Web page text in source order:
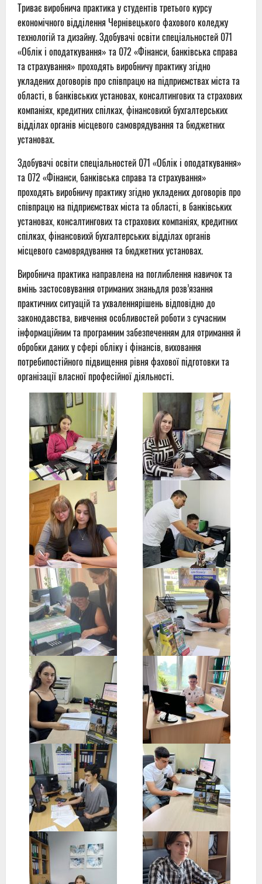
Триває виробнича практикау студентів третього курсу
економічного відділення Чернівецького фахового коледжу
технологій та дизайну.Здобувачі освіти спеціальностей 071
«Облік і оподаткування» та 072 «Фінанси, банківська справа
та страхування» проходять виробничу практикузгідно
укладених договорів про співпрацюнапідприємствахміста та
області,вбанківськихустановах,консалтинговихта страхових
компаніях,кредитнихспілках,фінансовихйбухгалтерських
відділахорганів місцевого самоврядування табюджетних
установах.
Здобувачі освіти спеціальностей 071 «Облік і оподаткування»
та 072 «Фінанси, банківська справа та страхування»
проходять виробничу практикузгідно укладених договорів про
співпрацюнапідприємствахміста та області,вбанківських
установах,консалтинговихта страховихкомпаніях,кредитних
спілках,фінансовихйбухгалтерськихвідділахорганів
місцевого самоврядування табюджетних установах.
Виробнича практика направлена напоглиблення навичок та
вмінь застосовування отриманихзнаньдля розв’язання
практичних ситуаційтаухваленнярішеньвідповідно до
законодавства,вивчення особливостей роботи зсучасним
інформаційним та програмнимзабезпеченнямдля отримання й
обробки даних у сфері обліку і фінансів,виховання
потребипостійного підвищення рівня фаховоїпідготовкита
організації власної професійної діяльності.